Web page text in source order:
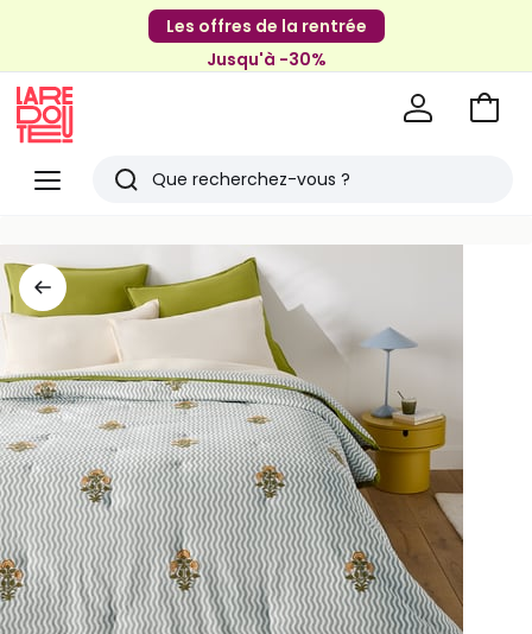
Les offres de la rentrée
Jusqu'à -30%
Menu
Redoute
Rechercher
articles
vus
Aller